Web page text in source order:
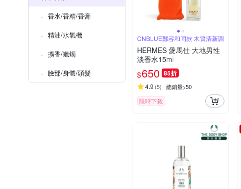
香水/香精/香膏
精油/水氧機
擴香/蠟燭
臉部/身體/頭髮
CNBLUE鄭容和同款 木質清新調
HERMES 愛馬仕 大地男性
淡香水15ml
$650 85折
4.9 (5) 總銷量>50
限時下殺